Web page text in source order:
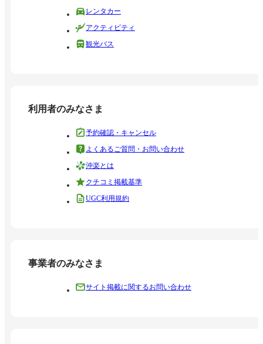
レンタカー
アクティビティ
観光バス
利用者のみなさま
予約確認・キャンセル
よくあるご質問・お問い合わせ
沖楽とは
クチコミ掲載基準
UGC利用規約
事業者のみなさま
サイト掲載に関するお問い合わせ